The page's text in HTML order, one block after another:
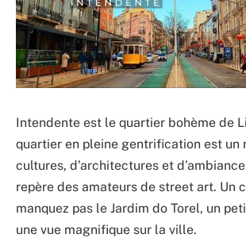
Intendente est le quartier bohème de
quartier en pleine gentrification est un
cultures, d’architectures et
repère des amateurs de street art. Un
manquez pas le Jardim do Torel, un
une vue magnifique sur la ville.